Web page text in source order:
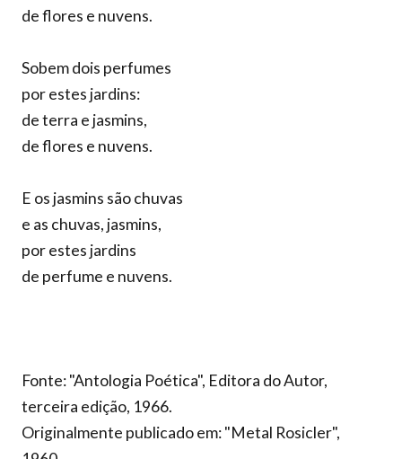
de flores e nuvens.
Sobem dois perfumes
por estes jardins:
de terra e jasmins,
de flores e nuvens.
E os jasmins são chuvas
e as chuvas, jasmins,
por estes jardins
de perfume e nuvens.
Fonte: "Antologia Poética", Editora do Autor,
terceira edição, 1966.
Originalmente publicado em: "Metal Rosicler",